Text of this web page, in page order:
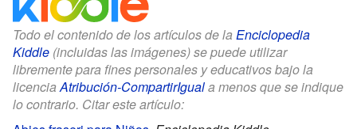
Todo el contenido de los artículos de la Enciclopedia
Kiddle (incluidas las imágenes) se puede utilizar
libremente para fines personales y educativos bajo la
licenciaAtribución-CompartirIguala menos que se indique
lo contrario. Citar este artículo: